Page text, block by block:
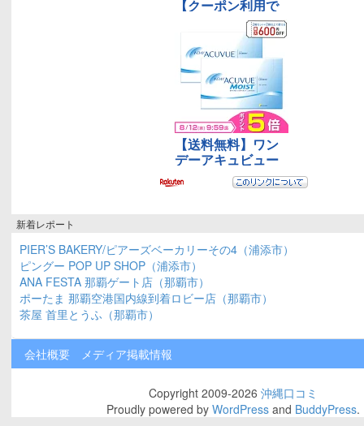
新着レポート
PIER’S BAKERY/ピアーズベーカリーその4（浦添市）
ピングー POP UP SHOP（浦添市）
ANA FESTA 那覇ゲート店（那覇市）
ポーたま 那覇空港国内線到着ロビー店（那覇市）
茶屋 首里とうふ（那覇市）
会社概要 メディア掲載情報
Copyright 2009-2026 沖縄口コミ
Proudly powered by WordPressand BuddyPress.